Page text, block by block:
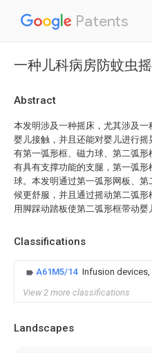
Patents
一种儿科病房防蚊虫
Abstract
本发明涉及一种摇床，尤其涉及
婴儿接触，并且还能对婴儿进行
有第一弧形框、磁力球、第二弧
有具有支撑功能的支腿，第一弧
球。本发明通过第一弧形网板、
候更舒服，并且通过摇动第二弧
用脚踩动踏板使第二弧形框带动婴
Classifications
A61M5/14 Infusion
View 2 more classifications
Landscapes